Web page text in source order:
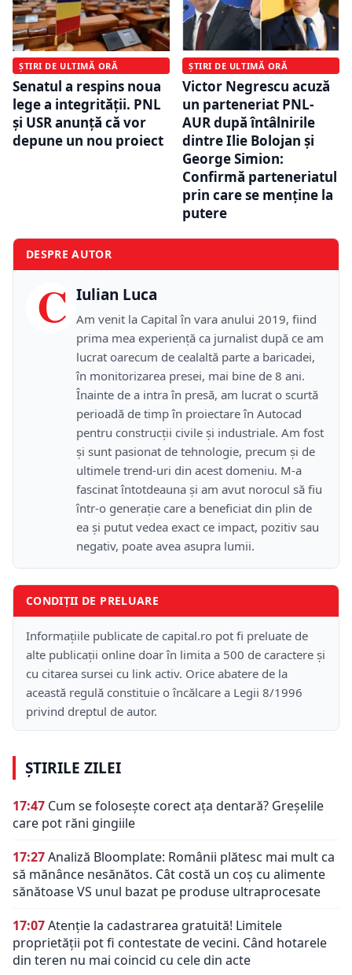
ȘTIRI DE ULTIMĂ ORĂ
Senatul a respins noua
lege a integrității. PNL
și USR anunță că vor
depune un nou proiect
ȘTIRI DE ULTIMĂ ORĂ
Victor Negrescu acuză
un parteneriat PNL-
AUR după întâlnirile
dintre Ilie Bolojan și
George Simion:
Confirmă parteneriatul
prin care se menține la
putere
DESPRE AUTOR
C Iulian Luca
Am venit la Capital în vara anului 2019, fiind
prima mea experiență ca jurnalist după ce am
lucrat oarecum de cealaltă parte a baricadei,
în monitorizarea presei, mai bine de 8 ani.
Înainte de a intra în presă, am lucrat o scurtă
perioadă de timp în proiectare în Autocad
pentru construcții civile și industriale. Am fost
și sunt pasionat de tehnologie, precum și de
ultimele trend-uri din acest domeniu. M-a
fascinat întotdeauna și am avut norocul să fiu
într-o generație care a beneficiat din plin de
ea și putut vedea exact ce impact, pozitiv sau
negativ, poate avea asupra lumii.
CONDIȚII DE PRELUARE
Informațiile publicate de capital.ro pot fi preluate de
alte publicații online doar în limita a 500 de caractere și
cu citarea sursei cu link activ. Orice abatere de la
această regulă constituie o încălcare a Legii 8/1996
privind dreptul de autor.
ȘTIRILE ZILEI
17:47 Cum se folosește corect ața dentară? Greșelile
care pot răni gingiile
17:27Analiză Bloomplate: Românii plătesc mai mult ca
să mănânce nesănătos. Cât costă un coș cu alimente
sănătoase VS unul bazat pe produse ultraprocesate
17:07Atenție la cadastrarea gratuită! Limitele
proprietății pot fi contestate de vecini. Când hotarele
din teren nu mai coincid cu cele din acte